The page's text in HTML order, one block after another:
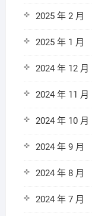
2025 年 2 月
2025 年 1 月
2024 年 12 月
2024 年 11 月
2024 年 10 月
2024 年 9 月
2024 年 8 月
2024 年 7 月